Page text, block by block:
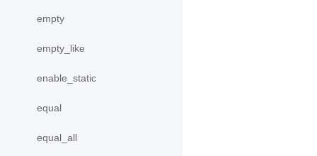
empty
empty_like
enable_static
equal
equal_all